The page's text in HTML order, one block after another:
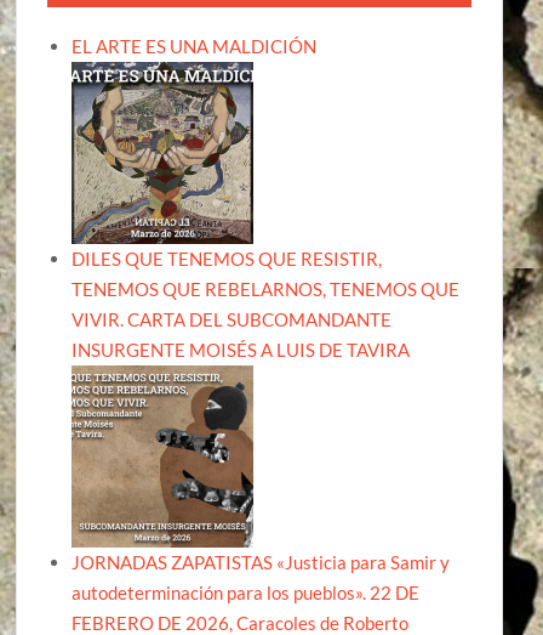
EL ARTE ES UNA MALDICIÓN
DILES QUE TENEMOS QUE RESISTIR,
TENEMOS QUE REBELARNOS, TENEMOS QUE
VIVIR. CARTA DEL SUBCOMANDANTE
INSURGENTE MOISÉS A LUIS DE TAVIRA
JORNADAS ZAPATISTAS «Justicia para Samir y
autodeterminación para los pueblos». 22 DE
FEBRERO DE 2026, Caracoles de Roberto